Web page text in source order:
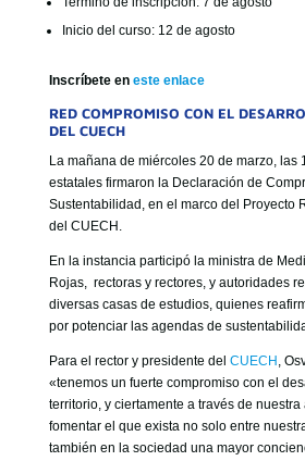
Inicio del curso: 12 de agosto
Inscríbete en este enlace
RED COMPROMISO CON EL
DEL CUECH
La mañana de miércoles 20 de marzo, las
estatales firmaron la Declaración de
Sustentabilidad, en el marco del Proyecto
del CUECH.
En la instancia participó la ministra de
Rojas, rectoras y rectores, y autoridades
diversas casas de estudios, quienes
por potenciar las agendas de
Para el rector y presidente del CUECH ,
«tenemos un fuerte compromiso con el
territorio, y ciertamente a través de
fomentar el que exista no solo entre
también en la sociedad una mayor